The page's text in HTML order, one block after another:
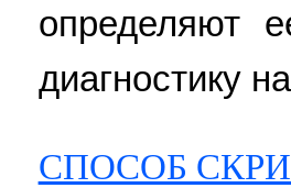
определяют
диагностику
СПОСОБ